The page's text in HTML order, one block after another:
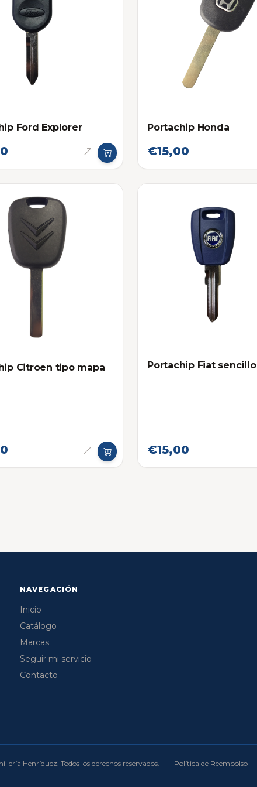
Ford Explorer Portachip Honda
€15,00
Citroen tipo mapa Portachip Fiat sencillo
€15,00
NAVEGACIÓN
Inicio
Catálogo
Marcas
Seguir mi servicio
Contacto
Henríquez. Todos los derechos reservados. · Política de Reembolso ·